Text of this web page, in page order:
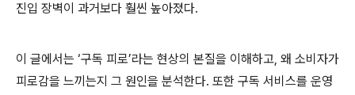
진입 장벽이 과거보다 훨씬 높아졌다.
이 글에서는 ‘구독 피로’라는 현상의 본질을 이해하고, 왜 소비자가
피로감을 느끼는지 그 원인을 분석한다. 또한 구독 서비스를 운영